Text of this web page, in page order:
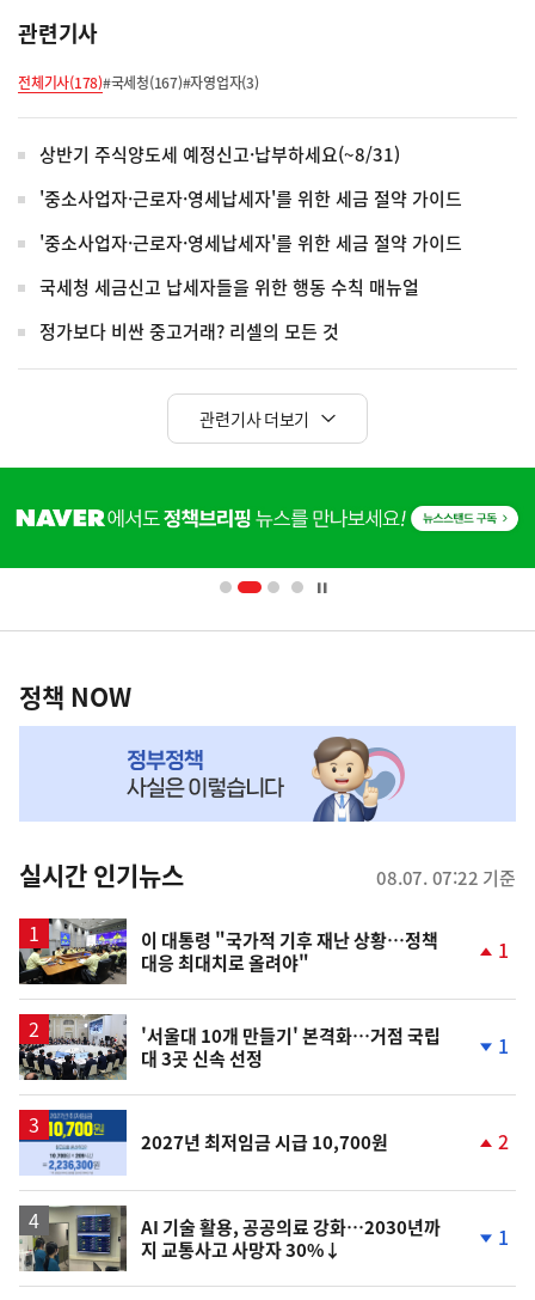
관련기사
전체기사(178)#국세청(167)#자영업자(3)
상반기 주식양도세 예정신고·납부하세요(~8/31)
'중소사업자·근로자·영세납세자'를 위한 세금 절약 가이드
'중소사업자·근로자·영세납세자'를 위한 세금 절약 가이드
국세청 세금신고 납세자들을 위한 행동 수칙 매뉴얼
정가보다 비싼 중고거래? 리셀의 모든 것
관련기사 더보기
단
배
영
책
NOW,
뉴
스
정책 NOW
실시간 인기뉴스 08.07. 07:22 기준
이 대통령 "국가적 기후 재난 상황…정책
대응 최대치로 올려야"
계
1
'서울대 10개 만들기' 본격화…거점 국립
대 3곳 신속 선정
계
1
2027년 최저임금 시급 10,700원
계
2
AI 기술 활용, 공공의료 강화…2030년까
지 교통사고 사망자 30%↓
계
1